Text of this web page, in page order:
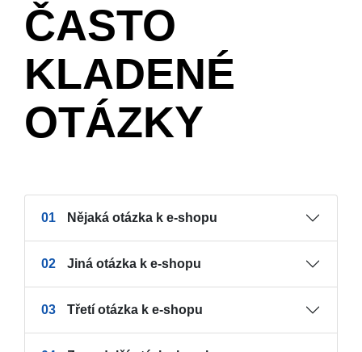
ČASTO
KLADENÉ
OTÁZKY
01 Nějaká otázka k e-shopu
02 Jiná otázka k e-shopu
03 Třetí otázka k e-shopu